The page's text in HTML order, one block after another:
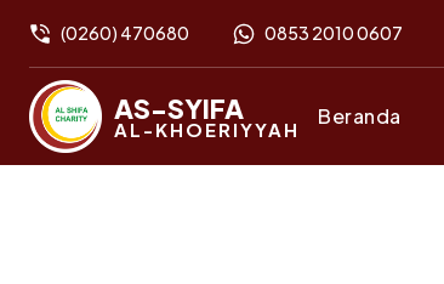
(0260) 470680 0853 2010 0607
AS-SYIFA
AL-KHOERIYYAH Beranda